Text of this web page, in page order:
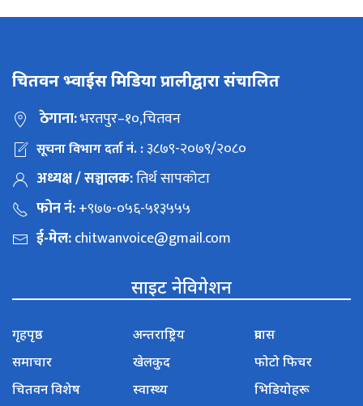
चितवन भ्वाईस मिडिया प्रालीद्वारा संचालित
ठेगाना:भरतपुर–१०,चितवन
सूचना विभाग दर्ता नं. :३८७९-२०७९/२०८०
अध्यक्ष / सञ्चालक:तिर्थ सापकोटा
फोन नं:+९७७-०५६-५१३५५५
ई-मेल:chitwanvoice@gmail.com
साइट नेविगेशन
गृहपृष्ठ
समाचार
चितवन विशेष
अन्तराष्ट्रिय
खेलकुद
स्वास्थ्य
प्रवास
फोटो फिचर
भिडियोहरू